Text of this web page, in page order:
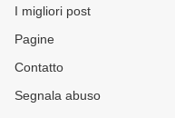
I migliori post
Pagine
Contatto
Segnala abuso